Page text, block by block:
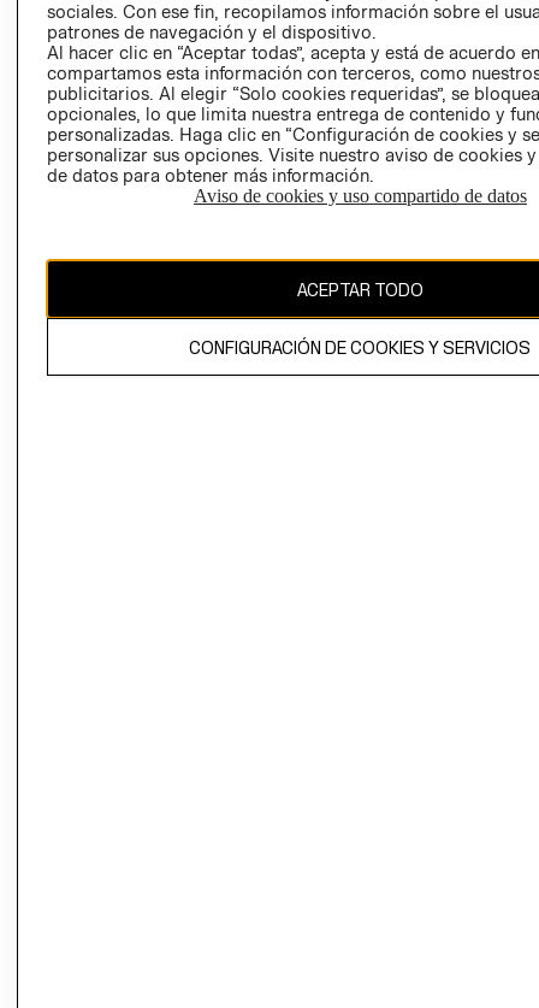
EMPRESARIAL
CONDICIONES
PRIVACIDAD
GIFT CARD
AVISO DE
COOKIES
Uruguay ($U)
sociales. Con ese fin, recopilamos información sobre el
patrones de navegación y el dispositivo.
Al hacer clic en “Aceptar todas”, acepta y está de acuerdo
compartamos esta información con terceros, como
publicitarios. Al elegir “Solo cookies requeridas”, se
opcionales, lo que limita nuestra entrega de contenido y
personalizadas. Haga clic en “Configuración de cookies y
personalizar sus opciones. Visite nuestro aviso de cookies
de datos para obtener más información.
Aviso de cookies y uso compartido de datos
ACEPTAR TODO
CONFIGURACIÓN DE COOKIES Y SERVICIOS